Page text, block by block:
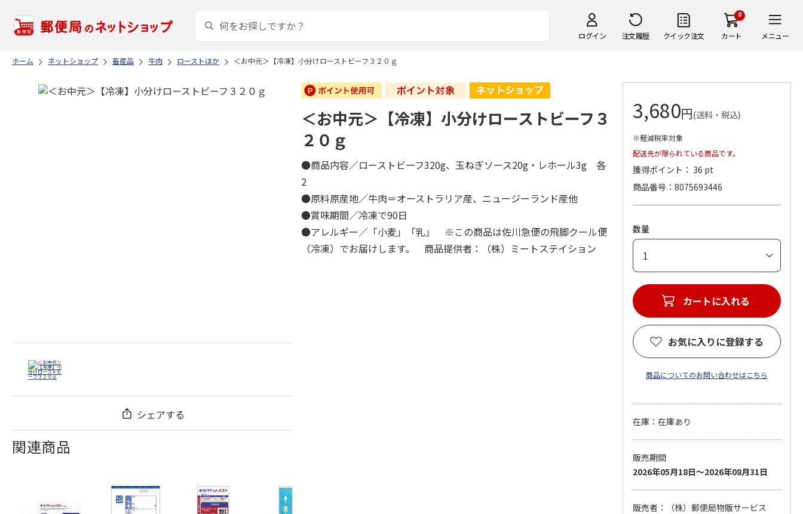
ログイン 注文履歴 クイック注文
0
カート メニュー
ホーム ネットショップ 畜産品 牛肉 ローストほか ＜お中元＞【冷凍】小分けローストビーフ３２０ｇ
シェアする
関連商品
＜お中元＞【冷凍】小分けローストビーフ３
２０ｇ
●商品内容／ローストビーフ320g、玉ねぎソース20g・レホール3g 各
2
●原料原産地／牛肉＝オーストラリア産、ニュージーランド産他
●賞味期間／冷凍で90日
●アレルギー／「小麦」「乳」 ※この商品は佐川急便の飛脚クール便
（冷凍）でお届けします。 商品提供者：（株）ミートステイション
3,680円(送料・税込)
※軽減税率対象
配送先が限られている商品です。
獲得ポイント： 36 pt
商品番号
8075693446
数量
カートに入れる
お気に入りに登録する
商品についてのお問い合わせはこちら
在庫：在庫あり
販売期間
2026年05月18日～2026年08月31日
販売者：（株）郵便局物販サービス